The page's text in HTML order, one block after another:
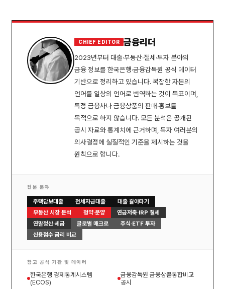
CHIEF EDITOR 금융리더
2023년부터 대출·부동산·절세·투자 분야의
금융 정보를 한국은행·금융감독원 공식 데이터
기반으로 정리하고 있습니다. 복잡한 자본의
언어를 일상의 언어로 번역하는 것이 목표이며,
특정 금융사나 금융상품의 판매·홍보를
목적으로 하지 않습니다. 모든 분석은 공개된
공시 자료와 통계치에 근거하며, 독자 여러분의
의사결정에 실질적인 기준을 제시하는 것을
원칙으로 합니다.
전문 분야
주택담보대출 전세자금대출
대출 갈아타기
부동산 시장 분석
청약·분양
연금저축·IRP 절세
연말정산·세금
글로벌 매크로
주식·ETF 투자
신용점수·금리 비교
참고 공식 기관 및 데이터
한국은행 경제통계시스템
(ECOS)
금융감독원 금융상품통합비교
공시